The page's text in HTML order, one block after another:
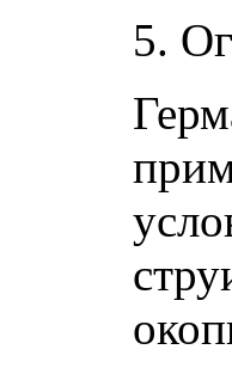
5.